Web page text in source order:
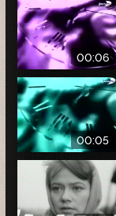
00:06
00:05